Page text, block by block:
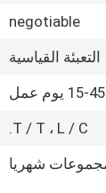
negotiable
التعبئة القياسية
15-45 يوم عمل
T / T ، L / C.